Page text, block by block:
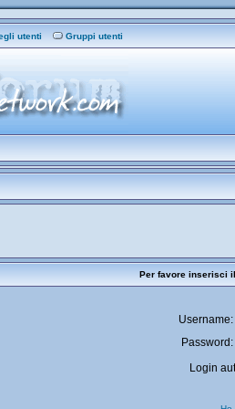
utenti Gruppi utenti
Per favore inserisci
Username:
Password:
Login